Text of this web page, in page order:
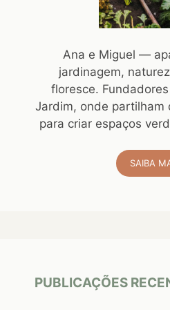
Ana e Miguel —
jardinagem,
floresce.
Jardim, onde partilham
para criar espaços
SAIBA
PUBLICAÇÕES